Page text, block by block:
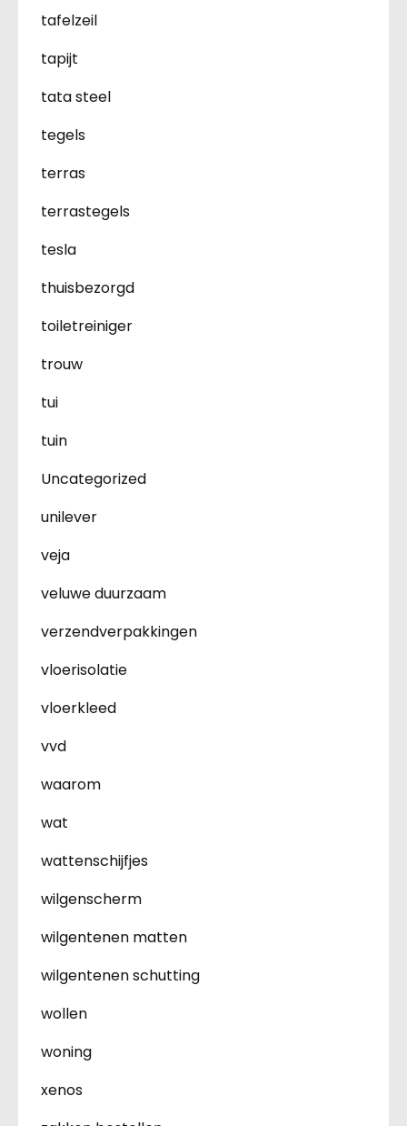
tafelzeil
tapijt
tata steel
tegels
terras
terrastegels
tesla
thuisbezorgd
toiletreiniger
trouw
tui
tuin
Uncategorized
unilever
veja
veluwe duurzaam
verzendverpakkingen
vloerisolatie
vloerkleed
vvd
waarom
wat
wattenschijfjes
wilgenscherm
wilgentenen matten
wilgentenen schutting
wollen
woning
xenos